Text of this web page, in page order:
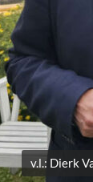
v.l.: Dierk